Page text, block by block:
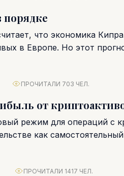
что экономика Кипра
в Европе. Но этот
ПРОЧИТАЛИ 703 ЧЕЛ.
от
режим для операций с
как
ПРОЧИТАЛИ 1417 ЧЕЛ.